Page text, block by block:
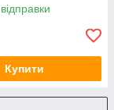
Купити